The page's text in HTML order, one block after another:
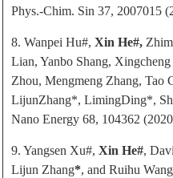
Phys.-Chim. Sin 37, 2007015
8. Wanpei Hu#, Xin He#,
Lian, Yanbo Shang,
Zhou, Mengmeng Zhang, Tao
LijunZhang*, LimingDing*,
Nano Energy 68, 104362
9. Yangsen Xu#, Xin He#,
Lijun Zhang*, and Ruihu Wang